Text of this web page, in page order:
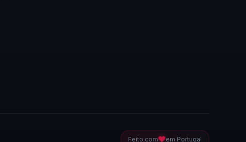
Feito com❤em Portugal